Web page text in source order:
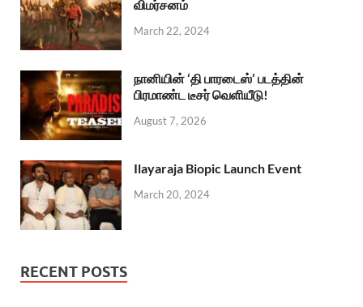
விமர்சனம்
March 22, 2024
நானியின் ‘தி பாரடைஸ்’ படத்தின்
பிரமாண்ட டீசர் வெளியீடு!
August 7, 2026
Ilayaraja Biopic Launch Event
March 20, 2024
RECENT POSTS